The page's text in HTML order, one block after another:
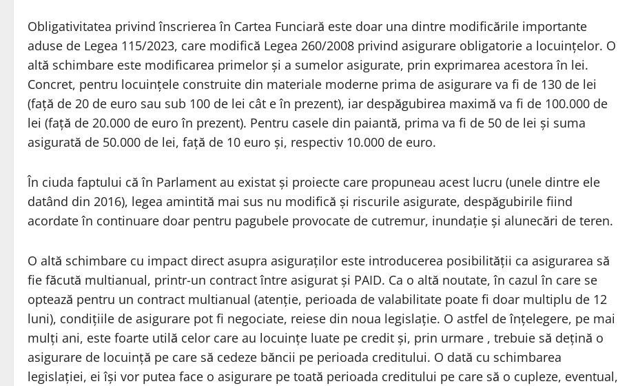
Obligativitatea privind înscrierea în Cartea Funciară este doar una dintre modificările importante
aduse de Legea 115/2023, care modifică Legea 260/2008 privind asigurare obligatorie a locuințelor. O
altă schimbare este modificarea primelor și a sumelor asigurate, prin exprimarea acestora în lei.
Concret, pentru locuințele construite din materiale moderne prima de asigurare va fi de 130 de lei
(față de 20 de euro sau sub 100 de lei cât e în prezent), iar despăgubirea maximă va fi de 100.000 de
lei (față de 20.000 de euro în prezent). Pentru casele din paiantă, prima va fi de 50 de lei și suma
asigurată de 50.000 de lei, față de 10 euro și, respectiv 10.000 de euro.
În ciuda faptului că în Parlament au existat și proiecte care propuneau acest lucru (unele dintre ele
datând din 2016), legea amintită mai sus nu modifică și riscurile asigurate, despăgubirile fiind
acordate în continuare doar pentru pagubele provocate de cutremur, inundație și alunecări de teren.
O altă schimbare cu impact direct asupra asiguraților este introducerea posibilității ca asigurarea să
fie făcută multianual, printr-un contract între asigurat și PAID. Ca o altă noutate, în cazul în care se
optează pentru un contract multianual (atenție, perioada de valabilitate poate fi doar multiplu de 12
luni), condițiile de asigurare pot fi negociate, reiese din noua legislație. O astfel de înțelegere, pe mai
mulți ani, este foarte utilă celor care au locuințe luate pe credit și, prin urmare , trebuie să dețină o
asigurare de locuință pe care să cedeze băncii pe perioada creditului. O dată cu schimbarea
legislației, ei își vor putea face o asigurare pe toată perioada creditului pe care să o cupleze, eventual,